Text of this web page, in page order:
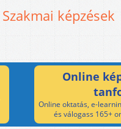
Szakmai képzések
Online
Online oktatás, e-
és válogass 165+